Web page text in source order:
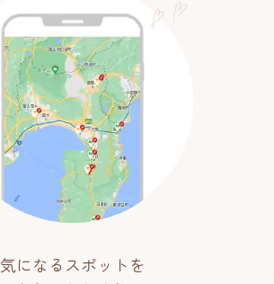
気になるスポットを